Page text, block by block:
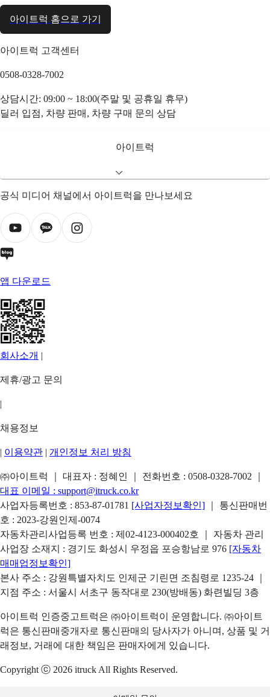
아이트럭 홈으로 가기
아이트럭 고객센터
0508-0328-7002
상담시간: 09:00 ~ 18:00(주말 및 공휴일 휴무)
딜러 입점, 차량 판매, 차량 구매 문의 상담
아이트럭
공식 미디어 채널에서 아이트럭을 만나보세요
앱 다운로드
회사소개 |
제휴/광고 문의
|
채용정보
| 이용약관 | 개인정보 처리 방침
㈜아이트럭 ｜ 대표자 : 정혜인 ｜ 전화번호 : 0508-0328-7002
대표 이메일 : support@itruck.co.kr
사업자등록번호 : 853-87-01781 [사업자정보확인]
｜ 통신판매번
호 : 2023-강원인제-0074
자동차관리사업등록 번호 : 제02-4123-000402호 ｜ 자동차 관리
사업장 소재지 : 경기도 화성시 우정읍 포승항남로 976 [자동차
매매업정보확인]
본사 주소 : 강원특별자치도 인제군 기린면 조침령로 1235-24 ｜
지점 주소 : 서울시 서초구 동작대로 230(방배동) 화련빌딩 3층
아이트럭 인증중고트럭은 ㈜아이트럭이 운영합니다. ㈜아이트
럭은 통신판매중개자로 통신판매의 당사자가 아니며, 상품 및 거
래정보, 거래에 대한 책임은 판매자에게 있습니다.
Copyright ⓒ 2026 itruck All Rights Reserved.